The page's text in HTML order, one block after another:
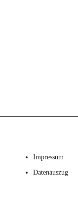
Impressum
Datenauszug